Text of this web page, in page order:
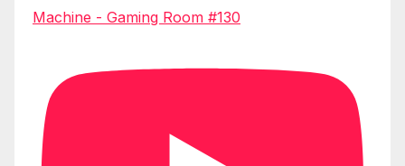
Machine - Gaming Room #130